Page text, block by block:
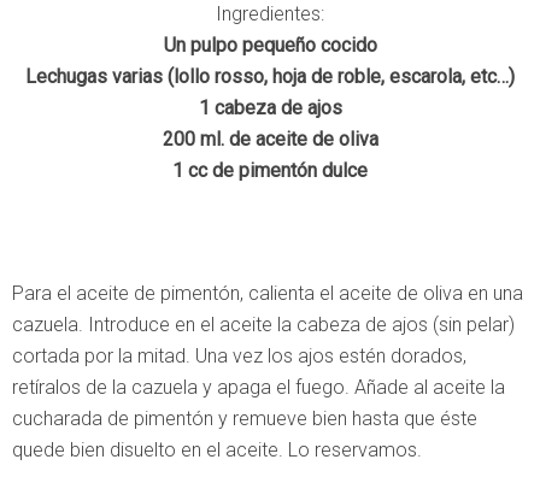
Ingredientes:
Un pulpo pequeño cocido
Lechugas varias (lollo rosso, hoja de roble, escarola, etc…)
1 cabeza de ajos
200 ml. de aceite de oliva
1 cc de pimentón dulce
Para el aceite de pimentón, calienta el aceite de oliva en una
cazuela. Introduce en el aceite la cabeza de ajos (sin pelar)
cortada por la mitad. Una vez los ajos estén dorados,
retíralos de la cazuela y apaga el fuego. Añade al aceite la
cucharada de pimentón y remueve bien hasta que éste
quede bien disuelto en el aceite. Lo reservamos.